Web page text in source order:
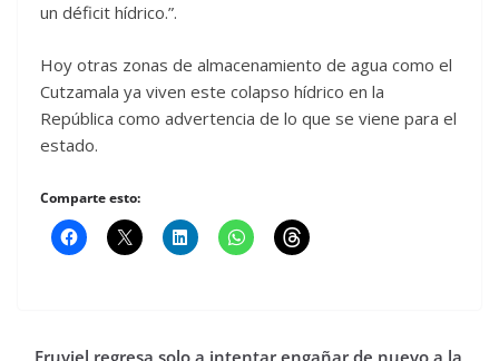
un déficit hídrico.”.
Hoy otras zonas de almacenamiento de agua como el
Cutzamala ya viven este colapso hídrico en la
República como advertencia de lo que se viene para el
estado.
Comparte esto: